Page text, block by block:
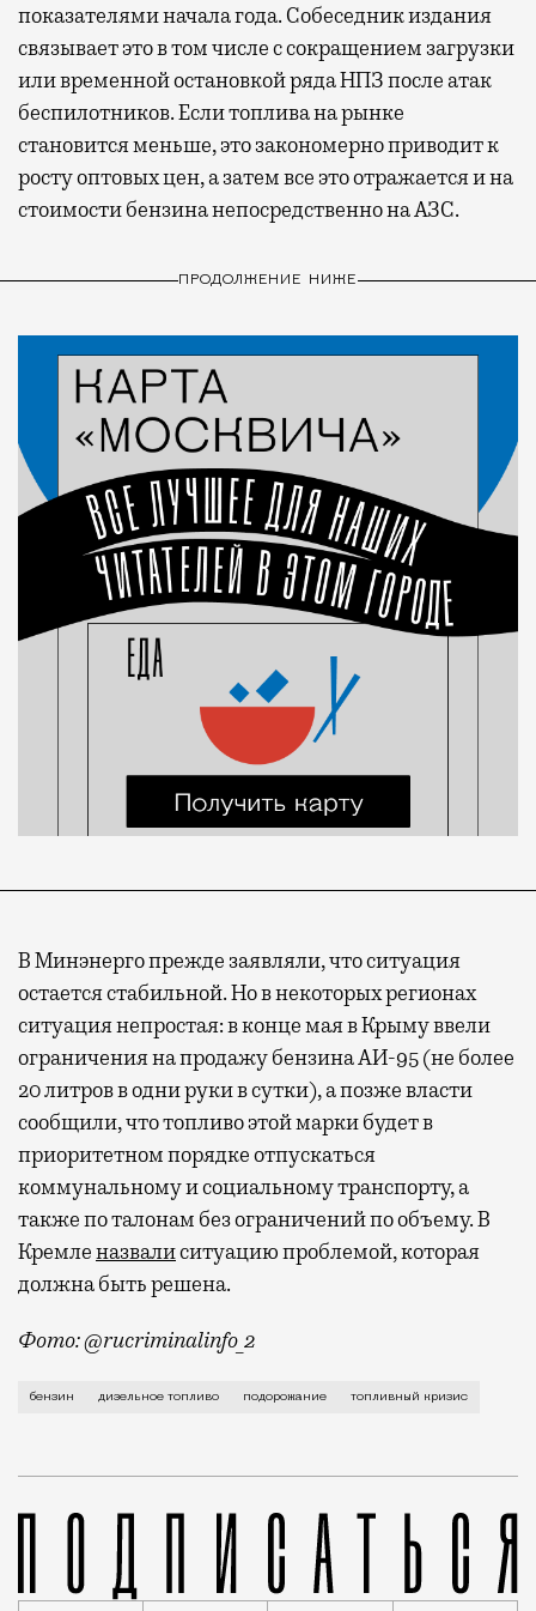
показателями начала года. Собеседник издания
связывает это в том числе с сокращением загрузки
или временной остановкой ряда НПЗ после атак
беспилотников. Если топлива на рынке
становится меньше, это закономерно приводит к
росту оптовых цен, а затем все это отражается и на
стоимости бензина непосредственно на АЗС.
ПРОДОЛЖЕНИЕ НИЖЕ
В Минэнерго прежде заявляли, что ситуация
остается стабильной. Но в некоторых регионах
ситуация непростая: в конце мая в Крыму ввели
ограничения на продажу бензина АИ-95 (не более
20 литров в одни руки в сутки), а позже власти
сообщили, что топливо этой марки будет в
приоритетном порядке отпускаться
коммунальному и социальному транспорту, а
также по талонам без ограничений по объему. В
Кремленазвалиситуацию проблемой, которая
должна быть решена.
Фото: @rucriminalinfo_2
За последнюю неделю в Москве заметно
бензин дизельное топливо подорожание топливный кризис